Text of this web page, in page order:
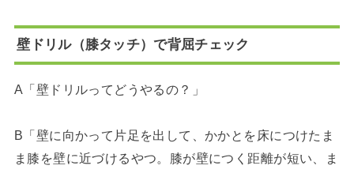
壁ドリル（膝タッチ）で背屈チェック
A「壁ドリルってどうやるの？」
B「壁に向かって片足を出して、かかとを床につけたま
ま膝を壁に近づけるやつ。膝が壁につく距離が短い、ま